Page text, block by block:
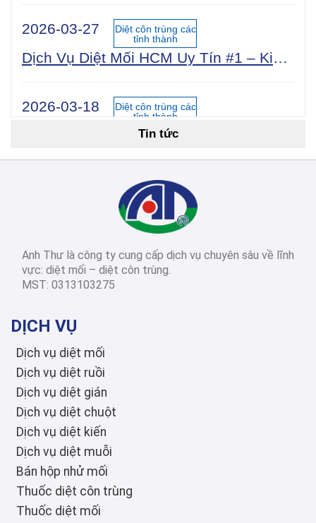
2026-03-27
Diệt côn trùng các
tỉnh thành
Dịch Vụ Diệt Mối HCM Uy Tín #1 – Kiểm Tra Miễn Phí 24/7, Bảo Hành 5 Năm
2026-03-18
Diệt côn trùng các
tỉnh thành
Diệt côn trùng các
tỉnh thành
2026-03-03
Diệt côn trùng các
tỉnh thành
Tin tức
Anh Thư là công ty cung cấp dịch vụ chuyên sâu về lĩnh
vực: diệt mối – diệt côn trùng.
MST: 0313103275
DỊCH VỤ
Dịch vụ diệt mối
Dịch vụ diệt ruồi
Dịch vụ diệt gián
Dịch vụ diệt chuột
Dịch vụ diệt kiến
Dịch vụ diệt muỗi
Bán hộp nhử mối
Thuốc diệt côn trùng
Thuốc diệt mối